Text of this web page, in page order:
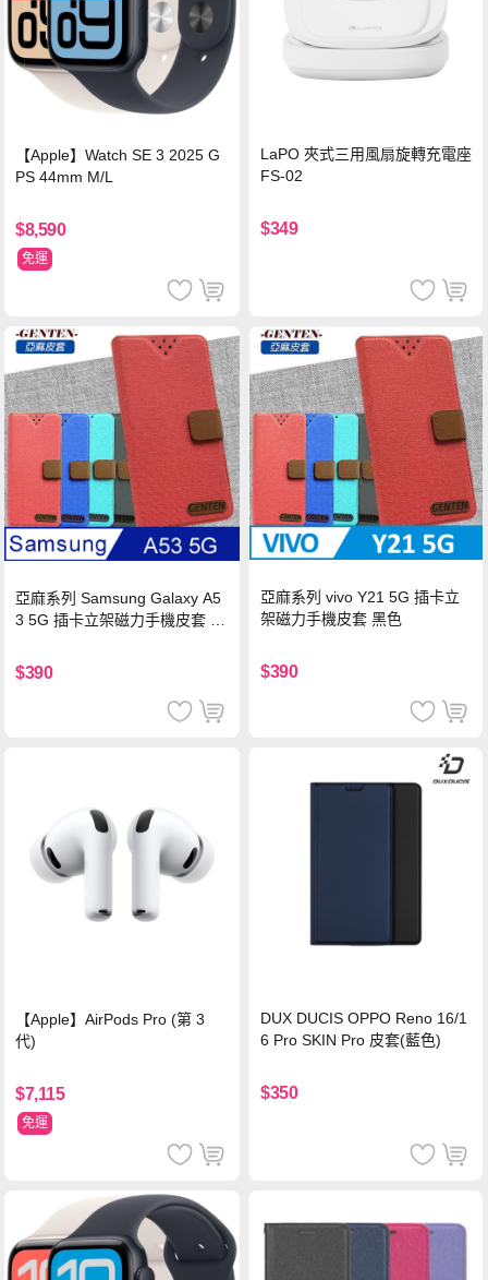
【Apple】Watch SE 3 2025 G
PS 44mm M/L
$8,590
免運
LaPO 夾式三用風扇旋轉充電座
FS-02
$349
亞麻系列 Samsung Galaxy A5
3 5G 插卡立架磁力手機皮套 藍
$390
亞麻系列 vivo Y21 5G 插卡立
架磁力手機皮套 黑色
$390
【Apple】AirPods Pro (第 3
代)
$7,115
免運
DUX DUCIS OPPO Reno 16/1
6 Pro SKIN Pro 皮套(藍色)
$350